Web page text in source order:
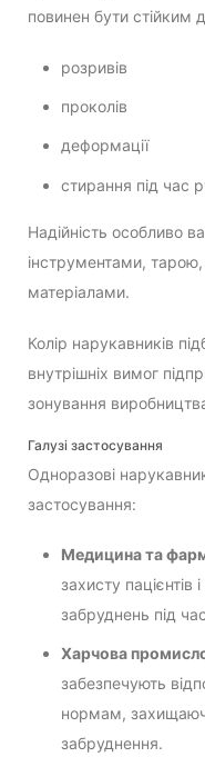
повинен бути стійким
розривів
проколів
деформації
стирання під час
Надійність особливо
інструментами,
матеріалами.
Колір нарукавників
внутрішніх вимог
зонування
Галузі застосування
Одноразові
застосування:
Медицина та
захисту пацієнтів
забруднень під
Харчова
забезпечують
нормам,
забруднення.